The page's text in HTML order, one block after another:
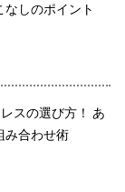
しのポイント
スの選び方！ あ
み合わせ術